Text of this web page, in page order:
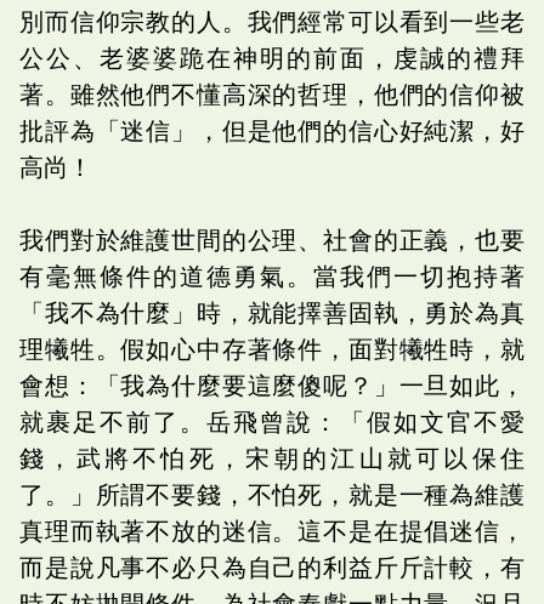
別而信仰宗教的人。我們經常可以看到一些老
公公、老婆婆跪在神明的前面，虔誠的禮拜
著。雖然他們不懂高深的哲理，他們的信仰被
批評為「迷信」，但是他們的信心好純潔，好
高尚！
我們對於維護世間的公理、社會的正義，也要
有毫無條件的道德勇氣。當我們一切抱持著
「我不為什麼」時，就能擇善固執，勇於為真
理犧牲。假如心中存著條件，面對犧牲時，就
會想：「我為什麼要這麼傻呢？」一旦如此，
就裹足不前了。岳飛曾說：「假如文官不愛
錢，武將不怕死，宋朝的江山就可以保住
了。」所謂不要錢，不怕死，就是一種為維護
真理而執著不放的迷信。這不是在提倡迷信，
而是說凡事不必只為自己的利益斤斤計較，有